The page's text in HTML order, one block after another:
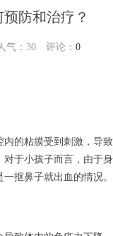
防和治疗？
： 30 评论： 0
内的粘膜受到刺激，导致
对于小孩子而言，由于身
抠鼻子就出血的情况。